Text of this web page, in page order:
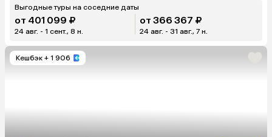
Выгодные туры на соседние даты
от 401 099 ₽
24 авг. - 1 сент., 8 н.
от 366 367 ₽
24 авг. - 31 авг., 7 н.
Кешбэк + 1 906